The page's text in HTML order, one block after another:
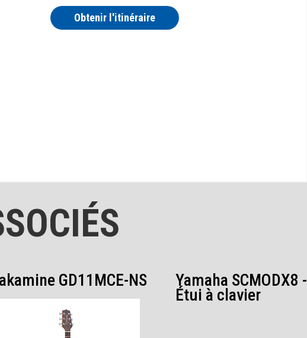
Obtenir l'itinéraire
GD11MCE-NS Yamaha SCMODX8 -
Étui à clavier